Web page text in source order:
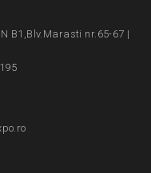
B1,Blv.Marasti nr.65-67 |